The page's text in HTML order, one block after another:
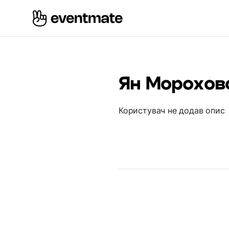
Ян
Користувач не додав опис